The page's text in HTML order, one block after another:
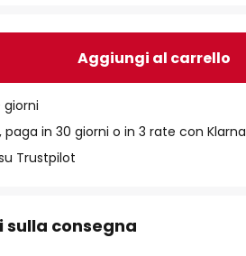
Aggiungi al carrello
giorni
paga in 30 giorni o in 3 rate con Klarna
Trustpilot
consegna